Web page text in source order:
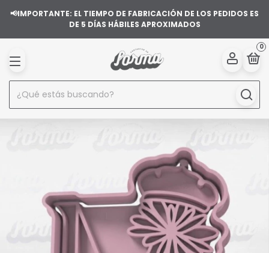
📢IMPORTANTE: EL TIEMPO DE FABRICACIÓN DE LOS PEDIDOS ES
DE 5 DÍAS HÁBILES APROXIMADOS
0